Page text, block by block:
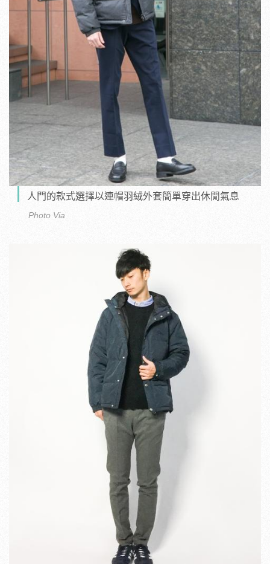
人門的款式選擇以連帽羽絨外套簡單穿出休閒氣息
Photo Via